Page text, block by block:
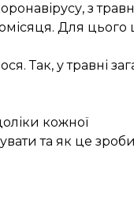
з
Для цього
Так, у травні
кожної
та як це